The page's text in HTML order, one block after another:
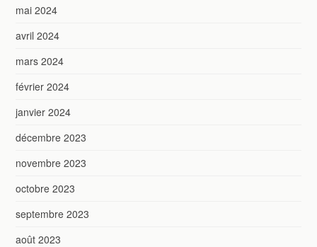
mai 2024
avril 2024
mars 2024
février 2024
janvier 2024
décembre 2023
novembre 2023
octobre 2023
septembre 2023
août 2023